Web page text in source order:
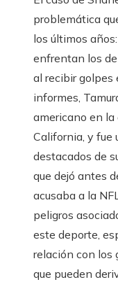
problemática
los últimos
enfrentan los
al recibir golpes
informes,
americano en la
California, y fue
destacados de
que dejó antes
acusaba a la
peligros
este deporte,
relación con los
que pueden